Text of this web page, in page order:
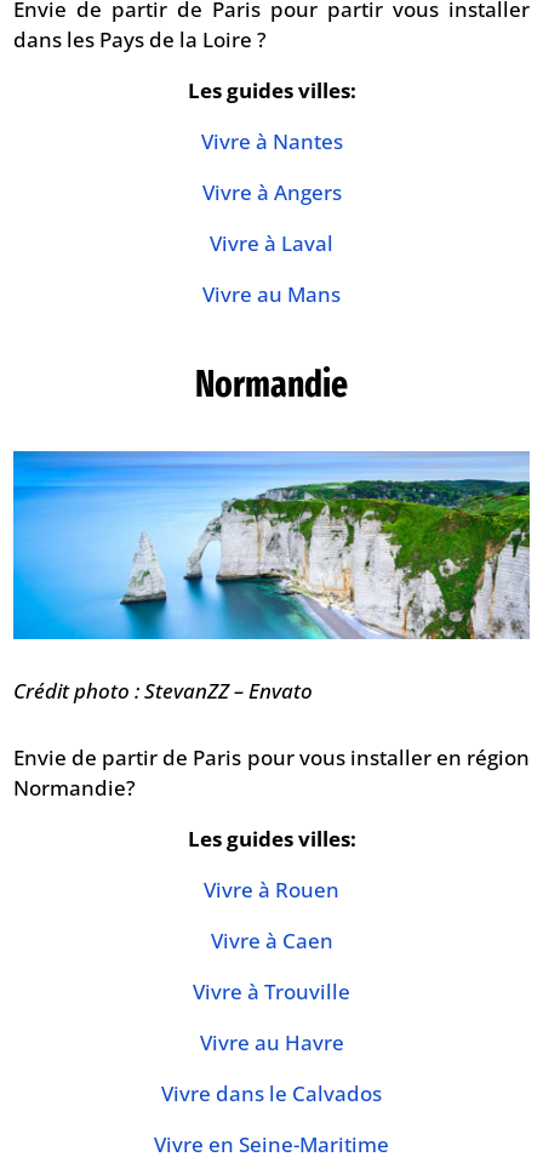
Envie de partir de Paris pour partir vous installer
dans les Pays de la Loire ?
Les guides villes:
Vivre à Nantes
Vivre à Angers
Vivre à Laval
Vivre au Mans
Normandie
Crédit photo : StevanZZ – Envato
Envie de partir de Paris pour vous installer en région
Normandie?
Les guides villes:
Vivre à Rouen
Vivre à Caen
Vivre à Trouville
Vivre au Havre
Vivre dans le Calvados
Vivre en Seine-Maritime